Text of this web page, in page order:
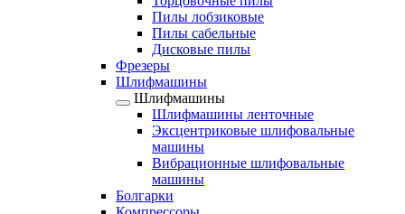
Пилы лобзиковые
Пилы сабельные
Дисковые пилы
Фрезеры
Шлифмашины
Шлифмашины
Шлифмашины ленточные
Эксцентриковые шлифовальные
машины
Вибрационные шлифовальные
машины
Болгарки